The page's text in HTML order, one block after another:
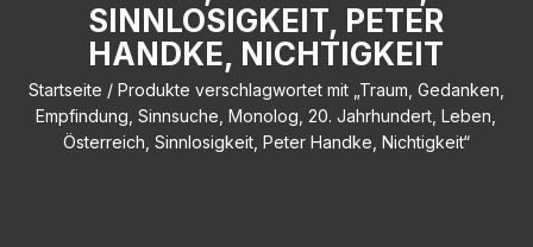
SINNLOSIGKEIT, PETER
HANDKE, NICHTIGKEIT
Startseite / Produkte verschlagwortet mit „Traum, Gedanken,
Empfindung, Sinnsuche, Monolog, 20. Jahrhundert, Leben,
Österreich, Sinnlosigkeit, Peter Handke, Nichtigkeit“